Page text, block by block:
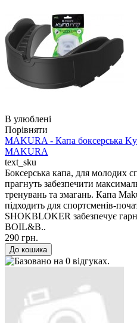
В улюблені
Порівняти
MAKURA - Капа боксерська
MAKURA
text_sku
Боксерська капа, для молодих
прагнуть забезпечити
тренувань та змагань. Капа
підходить для спортсменів-
SHOKBLOKER забезпечує
BOIL&B..
290 грн.